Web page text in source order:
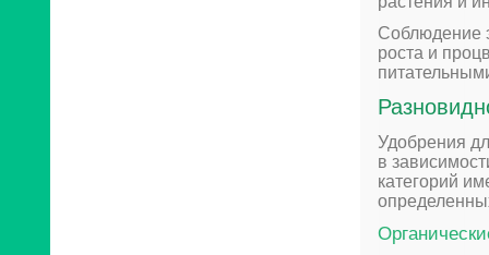
Соблюдение
роста и
Удобрения
в
категорий